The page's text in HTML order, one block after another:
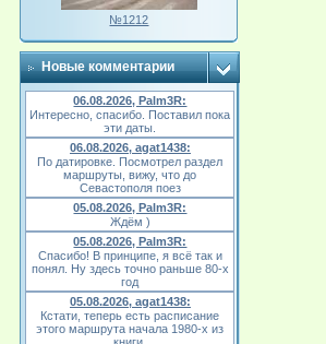
№1212
Новые комментарии
06.08.2026, Palm3R:
Интересно, спасибо. Поставил пока
эти даты.
06.08.2026, agat1438:
По датировке. Посмотрел раздел
маршруты, вижу, что до
Севастополя поез
05.08.2026, Palm3R:
Ждём )
05.08.2026, Palm3R:
Спасибо! В принципе, я всё так и
понял. Ну здесь точно раньше 80-х
год
05.08.2026, agat1438:
Кстати, теперь есть расписание
этого маршрута начала 1980-х из